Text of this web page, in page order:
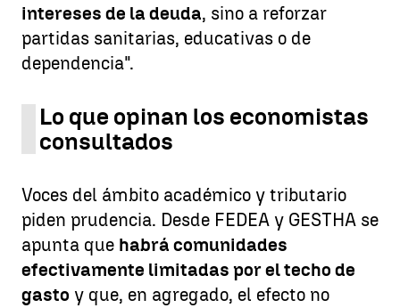
intereses de la deuda, sino a reforzar
partidas sanitarias, educativas o de
dependencia".
Lo que opinan los economistas
consultados
Voces del ámbito académico y tributario
piden prudencia. Desde FEDEA y GESTHA se
apunta que habrá comunidades
efectivamente limitadas por el techo de
gasto y que, en agregado, el efecto no